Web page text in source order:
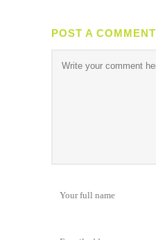
POST A COMMENT